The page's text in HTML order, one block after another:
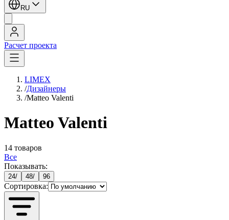
RU
Расчет проекта
LIMEX
/Дизайнеры
/Matteo Valenti
Matteo Valenti
14 товаров
Все
Показывать:
24/ 48/ 96
Сортировка: